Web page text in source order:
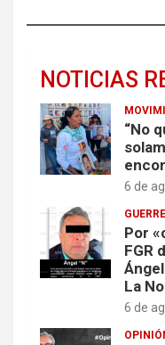
NOTICIAS
“No
6 de
Por
FGR
La
6 de